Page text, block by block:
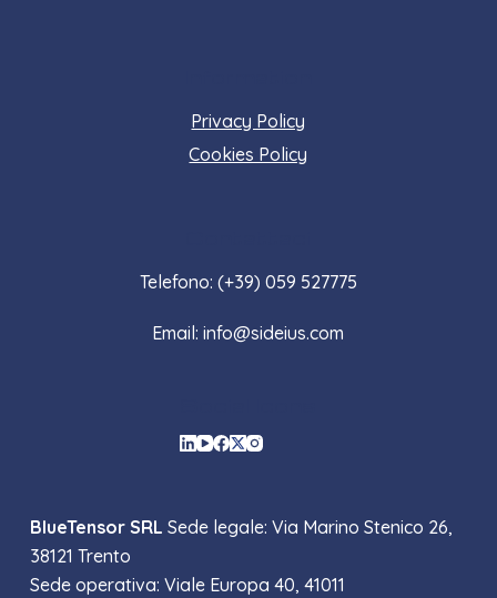
Privacy Policy
Cookies Policy
Telefono: (+39) 059 527775
Email: info@sideius.com
BlueTensor SRL Sede legale: Via Marino Stenico 26,
38121 Trento
Sede operativa: Viale Europa 40, 41011